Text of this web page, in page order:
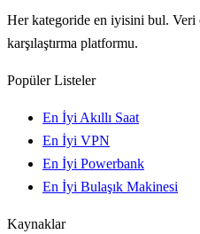
Her kategoride en iyisini bul. Veri
karşılaştırma platformu.
Popüler Listeler
En İyi Akıllı Saat
En İyi VPN
En İyi Powerbank
En İyi Bulaşık Makinesi
Kaynaklar